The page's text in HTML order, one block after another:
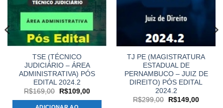
TSE (TÉCNICO
JUDICIÁRIO – ÁREA
ADMINISTRATIVA) PÓS
EDITAL 2024.2
R$169,00
O
original
R$109,00O
TJ PE (MAGISTRATURA
ESTADUAL DE
PERNAMBUCO – JUIZ DE
DIREITO) PÓS EDITAL
2024.2
R$299,00
O
R$149,00O